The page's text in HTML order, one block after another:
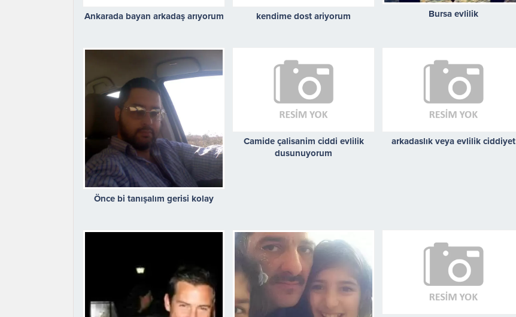
Ankarada bayan arkadaş arıyorum kendime dost ariyorum Bursa evlilik
Önce bi tanışalım gerisi kolay
Camide çalisanim ciddi evlilik
dusunuyorum
arkadaslık veya evlilik ciddiyet